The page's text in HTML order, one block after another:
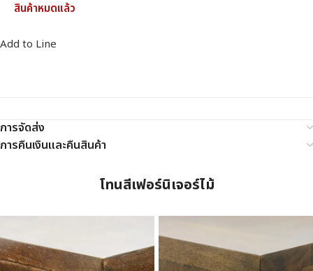
สินค้าหมดแล้ว
Add to Line
การจัดส่ง
การคืนเงินและคืนสินค้า
โทนสีเฟอร์นิเจอร์ไม้